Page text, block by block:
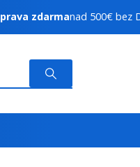
zdarmanad 500€ bez